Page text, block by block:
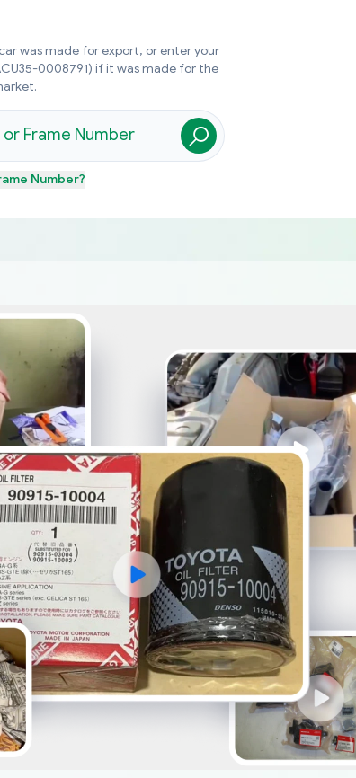
was made for export, or enter your
0008791) if it was made for the
Number?